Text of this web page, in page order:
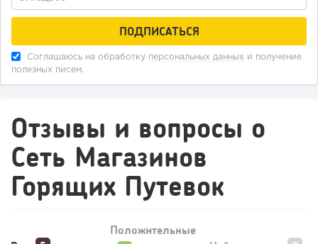
Соглашаюсь на обработку персональных данных и получение
полезных писем.
Отзывы и вопросы о
Сеть Магазинов
Горящих Путевок
Положительные